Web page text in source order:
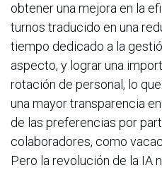
obtener una mejora en la
turnos traducido en una
tiempo dedicado a la
aspecto, y lograr una
rotación de personal, lo
una mayor transparencia
de las preferencias por
colaboradores, como
Pero la revolución de la IA